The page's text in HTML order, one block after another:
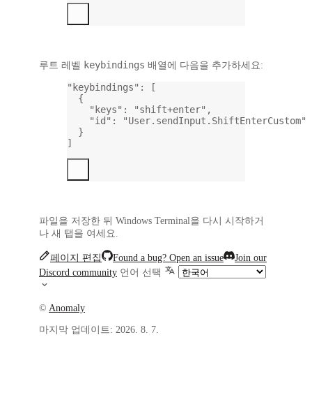
루트 레벨 keybindings 배열에 다음을 추가하세요:
"keybindings" : [
{
"keys" : "shift+enter" ,
"id" :
"User.sendInput.ShiftEnterCustom"
}
]
파일을 저장한 뒤 Windows Terminal을 다시 시작하거
나 새 탭을 여세요.
페이지 편집 Found a bug? Open an issue
Join our
Discord community 언어 선택
© Anomaly
마지막 업데이트: 2026. 8. 7.